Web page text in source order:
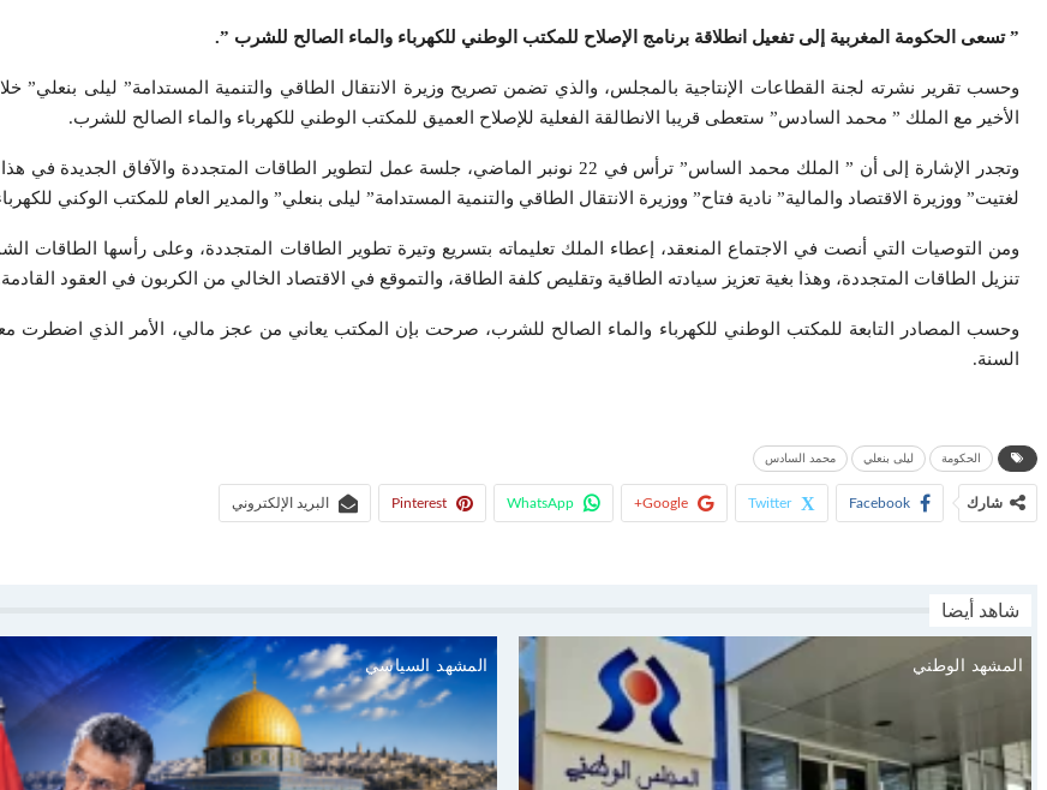
” تسعى الحكومة المغربية إلى تفعيل انطلاقة برنامج الإصلاح للمكتب الوطني للكهرباء والماء الصالح للشرب ”.
وحسب تقرير نشرته لجنة القطاعات الإنتاجية بالمجلس، والذي تضمن تصريح وزيرة الانتقال الطاقي والتنمية المستدامة” ليلى بنعلي”
الأخير مع الملك ” محمد السادس” ستعطى قريبا الانطالقة الفعلية للإصلاح العميق للمكتب الوطني للكهرباء والماء الصالح للشرب.
وتجدر الإشارة إلى أن ” الملك محمد الساس” ترأس في 22 نونبر الماضي، جلسة عمل لتطوير الطاقات
لغتيت” ووزيرة الاقتصاد والمالية” نادية فتاح” ووزيرة الانتقال الطاقي والتنمية المستدامة” ليلى بنعلي” والمدير العام للمكتب الوكني
ومن التوصيات التي أنصت في الاجتماع المنعقد، إعطاء الملك تعليماته بتسريع وتيرة تطوير الطاقات المتجددة، وعلى رأسها الطاقات
تنزيل الطاقات المتجددة، وهذا بغية تعزيز سيادته الطاقية وتقليص كلفة الطاقة، والتموقع في الاقتصاد الخالي من الكربون في العقود
السنة.
الحكومة ليلى بنعلي محمد السادس
شارك Facebook
Twitter
Google+
WhatsApp
Pinterest البريد الإلكتروني
شاهد أيضا
المشهد الوطني المشهد السياسي